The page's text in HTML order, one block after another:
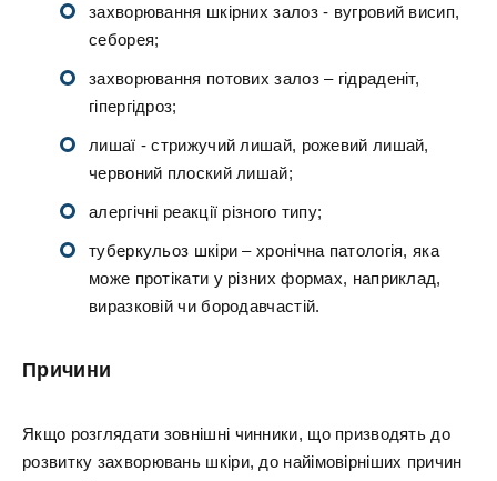
захворювання шкірних залоз - вугровий висип,
себорея;
захворювання потових залоз – гідраденіт,
гіпергідроз;
лишаї - стрижучий лишай, рожевий лишай,
червоний плоский лишай;
алергічні реакції різного типу;
туберкульоз шкіри – хронічна патологія, яка
може протікати у різних формах, наприклад,
виразковій чи бородавчастій.
Причини
Якщо розглядати зовнішні чинники, що призводять до
розвитку захворювань шкіри, до найімовірніших причин